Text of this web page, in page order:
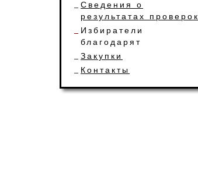
Сведения о
результатах проверок
Избиратели
благодарят
Закупки
Контакты